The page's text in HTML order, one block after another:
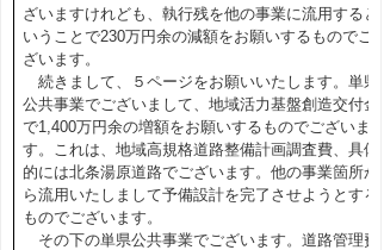
ざいますけれども、執行残を他の事業に流用すると
いうことで230万円余の減額をお願いするものでご
ざいます。
続きまして、５ページをお願いいたします。単県
公共事業でございまして、地域活力基盤創造交付金
で1,400万円余の増額をお願いするものでございま
す。これは、地域高規格道路整備計画調査費、具体
的には北条湯原道路でございます。他の事業箇所か
ら流用いたしまして予備設計を完了させようとする
ものでございます。
その下の単県公共事業でございます。道路管理費